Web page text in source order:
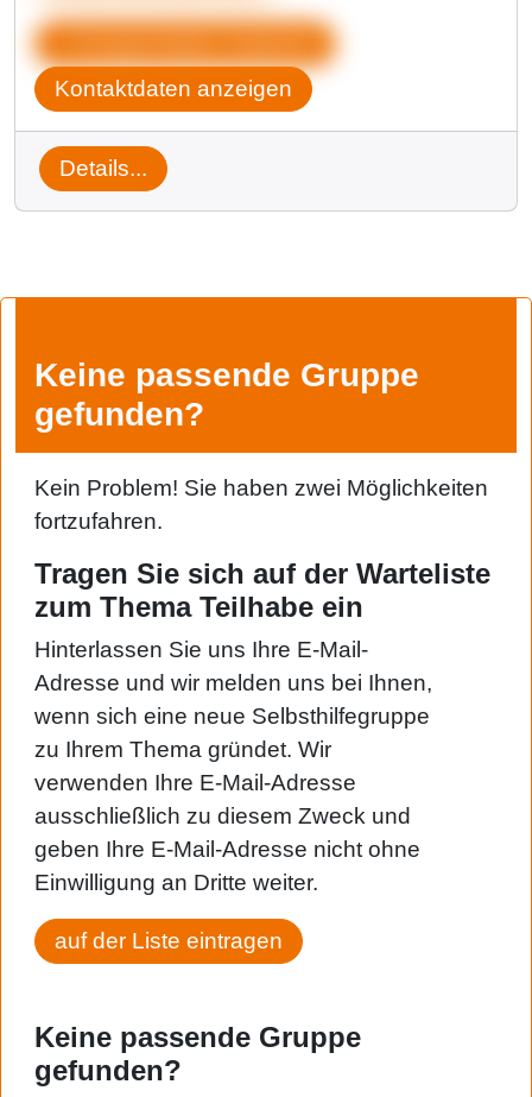
Kontaktdaten anzeigen
Details...
Keine passende Gruppe
gefunden?
Kein Problem! Sie haben zwei Möglichkeiten
fortzufahren.
Tragen Sie sich auf der Warteliste
zum Thema Teilhabe ein
Hinterlassen Sie uns Ihre E-Mail-
Adresse und wir melden uns bei Ihnen,
wenn sich eine neue Selbsthilfegruppe
zu Ihrem Thema gründet. Wir
verwenden Ihre E-Mail-Adresse
ausschließlich zu diesem Zweck und
geben Ihre E-Mail-Adresse nicht ohne
Einwilligung an Dritte weiter.
auf der Liste eintragen
Keine passende Gruppe
gefunden?